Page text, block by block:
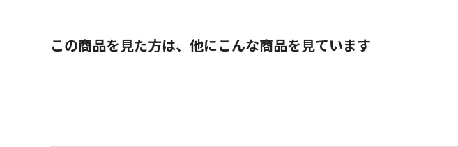
この商品を見た方は、他にこんな商品を見ています